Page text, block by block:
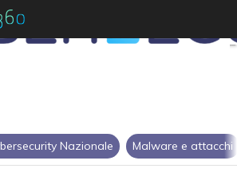
Nazionale Malware e attacchi